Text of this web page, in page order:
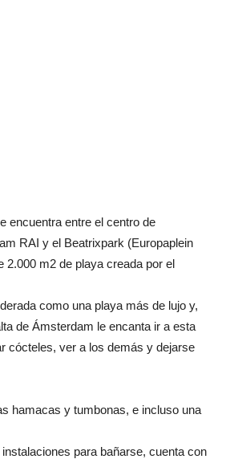
encuentra entre el centro de
RAI y el Beatrixpark (Europaplein
2.000 m2 de playa creada por el
como una playa más de lujo y,
de Ámsterdam le encanta ir a esta
cócteles, ver a los demás y dejarse
hamacas y tumbonas, e incluso una
para bañarse, cuenta con